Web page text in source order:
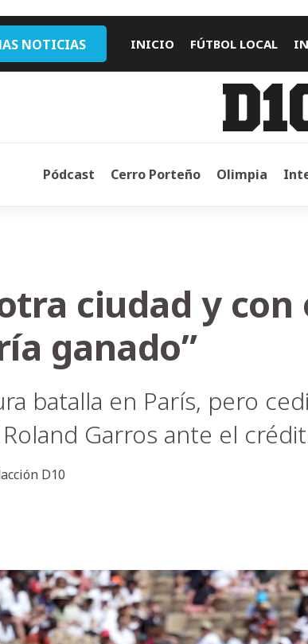
NOTICIAS INICIO FÚTBOL LOCAL
Pódcast Cerro Porteño Olimpia
ciudad y
ganado”
batalla en París, pero
Garros ante el
D10